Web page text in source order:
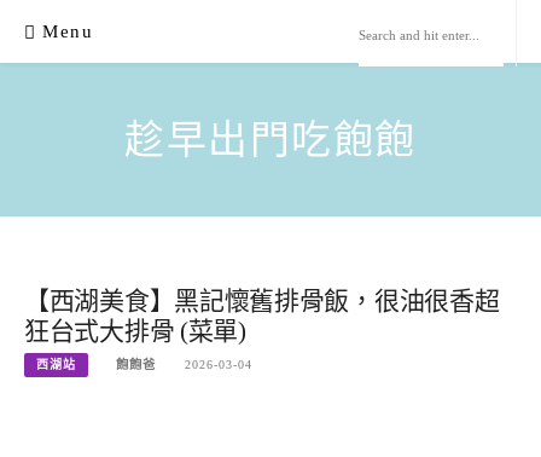
content
Menu
趁早出門吃飽飽
【西湖美食】黑記懷舊排骨飯，很油很香超
狂台式大排骨 (菜單)
西湖站 飽飽爸 2026-03-04